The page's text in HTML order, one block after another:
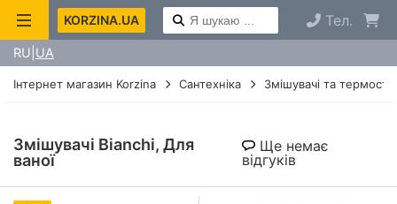
KORZINA.UA Тел.
RU UA
Інтернет магазин Korzina Сантехніка Змішувачі та
Змішувачі Bianchi, Для
ваної
Ще немає
відгуків